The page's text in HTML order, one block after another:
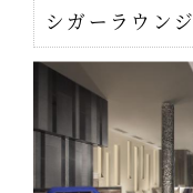
シガーラウンジ